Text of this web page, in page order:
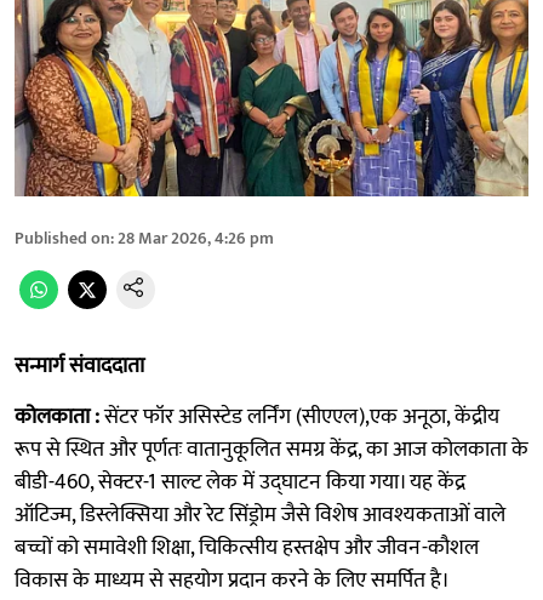
Published on:28 Mar 2026, 4:26 pm
सन्मार्ग संवाददाता
कोलकाता :सेंटर फॉर असिस्टेड लर्निंग (सीएएल),एक अनूठा, केंद्रीय
रूप से स्थित और पूर्णतः वातानुकूलित समग्र केंद्र, का आज कोलकाता के
बीडी-460, सेक्टर-1 साल्ट लेक में उद्घाटन किया गया। यह केंद्र
ऑटिज्म, डिस्लेक्सिया और रेट सिंड्रोम जैसे विशेष आवश्यकताओं वाले
बच्चों को समावेशी शिक्षा, चिकित्सीय हस्तक्षेप और जीवन-कौशल
विकास के माध्यम से सहयोग प्रदान करने के लिए समर्पित है।